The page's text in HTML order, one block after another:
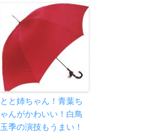
とと姉ちゃん！青葉ち
ゃんがかわいい！白鳥
玉季の演技もうまい！